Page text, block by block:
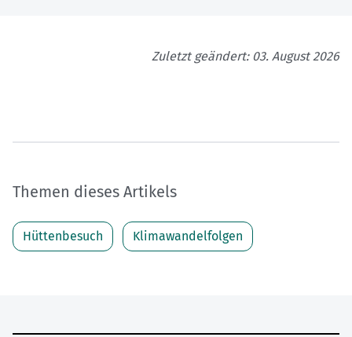
Zuletzt geändert: 03. August 2026
Themen dieses Artikels
Hüttenbesuch Klimawandelfolgen